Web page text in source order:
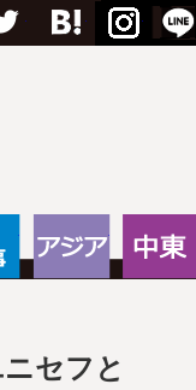
イスブック
Twitter Google+はてブ
セフと